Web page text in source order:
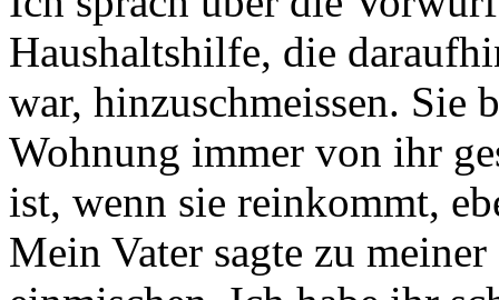
Haushaltshilfe, die
war, hinzuschmeissen. Sie
Wohnung immer von ihr
ist, wenn sie reinkommt,
Mein Vater sagte zu